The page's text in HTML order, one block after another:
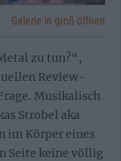
Galerie in groß öffnen
zu tun?“,
Review-
Musikalisch
Strobel aka
im Körper eines
Seite keine völlig